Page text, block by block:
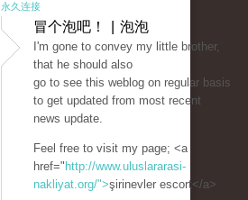
永久连接
冒个泡吧！ | 泡泡
I'm gone to convey my little brother,
that he should also
go to see this weblog on regular basis
to get updated from most recent
news update.
Feel free to visit my page; <a
href=" http://www.uluslararasi-
nakliyat.org/">şirinevler escort</a>